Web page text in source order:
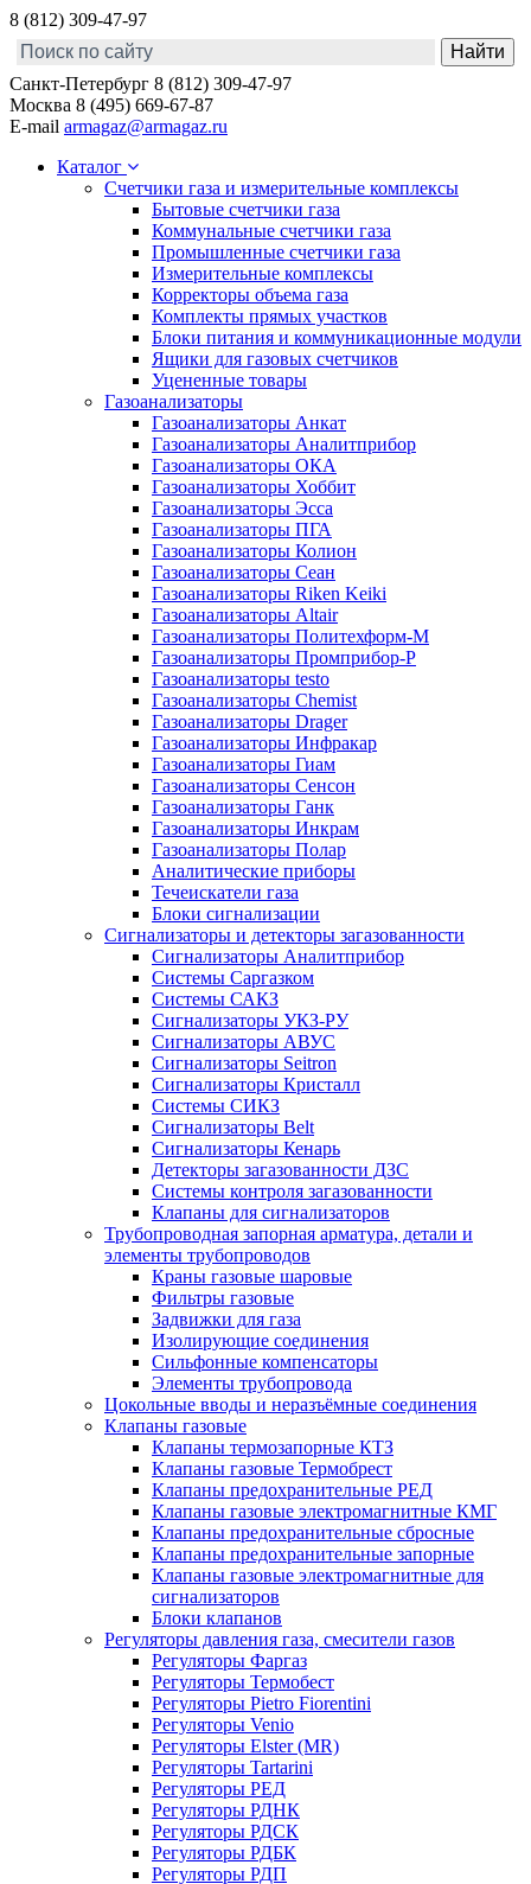
8 (812) 309-47-97
Санкт-Петербург 8 (812) 309-47-97
Москва 8 (495) 669-67-87
E-mail armagaz@armagaz.ru
Каталог
Счетчики газа и измерительные комплексы
Бытовые счетчики газа
Коммунальные счетчики газа
Промышленные счетчики газа
Измерительные комплексы
Корректоры объема газа
Комплекты прямых участков
Блоки питания и коммуникационные модули
Ящики для газовых счетчиков
Уцененные товары
Газоанализаторы
Газоанализаторы Анкат
Газоанализаторы Аналитприбор
Газоанализаторы ОКА
Газоанализаторы Хоббит
Газоанализаторы Эсса
Газоанализаторы ПГА
Газоанализаторы Колион
Газоанализаторы Сеан
Газоанализаторы Riken Keiki
Газоанализаторы Altair
Газоанализаторы Политехформ-М
Газоанализаторы Промприбор-Р
Газоанализаторы testo
Газоанализаторы Chemist
Газоанализаторы Drager
Газоанализаторы Инфракар
Газоанализаторы Гиам
Газоанализаторы Сенсон
Газоанализаторы Ганк
Газоанализаторы Инкрам
Газоанализаторы Полар
Аналитические приборы
Течеискатели газа
Блоки сигнализации
Сигнализаторы и детекторы загазованности
Сигнализаторы Аналитприбор
Системы Саргазком
Системы САКЗ
Сигнализаторы УКЗ-РУ
Сигнализаторы АВУС
Сигнализаторы Seitron
Сигнализаторы Кристалл
Системы СИКЗ
Сигнализаторы Belt
Сигнализаторы Кенарь
Детекторы загазованности ДЗС
Системы контроля загазованности
Клапаны для сигнализаторов
Трубопроводная запорная арматура, детали и
элементы трубопроводов
Краны газовые шаровые
Фильтры газовые
Задвижки для газа
Изолирующие соединения
Сильфонные компенсаторы
Элементы трубопровода
Цокольные вводы и неразъёмные соединения
Клапаны газовые
Клапаны термозапорные КТЗ
Клапаны газовые Термобрест
Клапаны предохранительные РЕД
Клапаны газовые электромагнитные КМГ
Клапаны предохранительные сбросные
Клапаны предохранительные запорные
Клапаны газовые электромагнитные для
сигнализаторов
Блоки клапанов
Регуляторы давления газа, смесители газов
Регуляторы Фаргаз
Регуляторы Термобест
Регуляторы Pietro Fiorentini
Регуляторы Venio
Регуляторы Elster (MR)
Регуляторы Tartarini
Регуляторы РЕД
Регуляторы РДНК
Регуляторы РДСК
Регуляторы РДБК
Регуляторы РДП